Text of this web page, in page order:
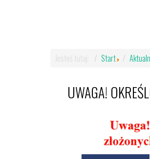
Jesteś tutaj: Start
UWAGA!